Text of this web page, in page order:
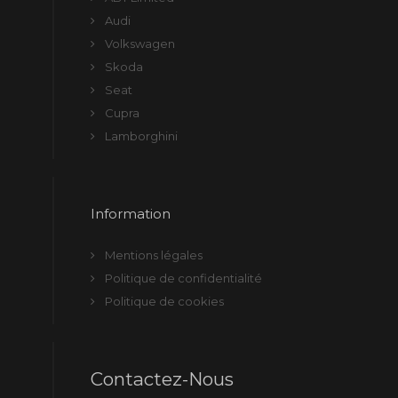
Audi
Volkswagen
Skoda
Seat
Cupra
Lamborghini
Information
Mentions légales
Politique de confidentialité
Politique de cookies
Contactez-Nous